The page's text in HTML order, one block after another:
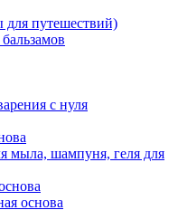
для путешествий)
с нуля
мыла, шампуня, геля для
основа